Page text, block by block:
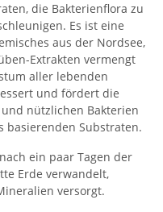
die Bakterienflora zu
Es ist eine
aus der Nordsee,
Extrakten vermengt
aller lebenden
und fördert die
nützlichen Bakterien
basierenden Substraten.
ein paar Tagen der
Erde verwandelt,
versorgt.